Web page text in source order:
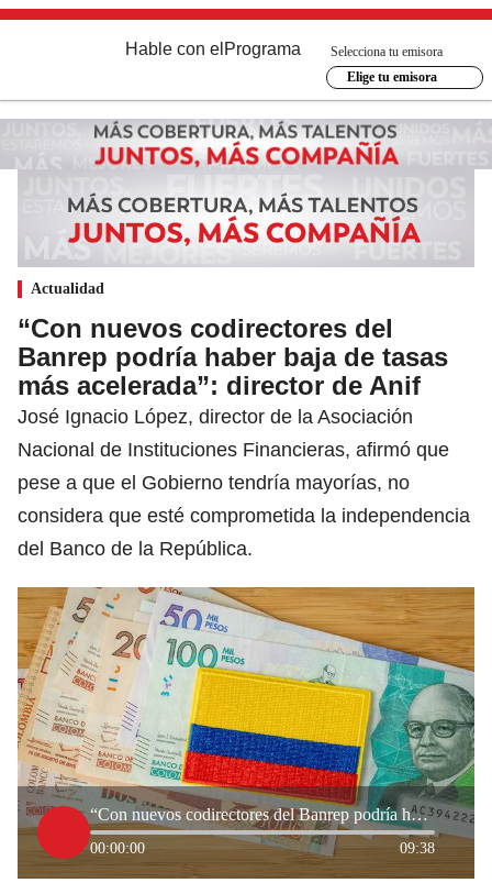
Hable con el Programa
Selecciona tu emisora
Elige tu emisora
Actualidad
“Con nuevos codirectores del
Banrep podría haber baja de tasas
más acelerada”: director de Anif
José Ignacio López, director de la Asociación
Nacional de Instituciones Financieras, afirmó que
pese a que el Gobierno tendría mayorías, no
considera que esté comprometida la independencia
del Banco de la República.
“Con nuevos codirectores del Banrep podría haber baja de tasas más acelerada”: director de Anif
00:00:00 09:38